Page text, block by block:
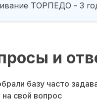
ТОРПЕДО - 3
и
базу часто
на свой вопрос